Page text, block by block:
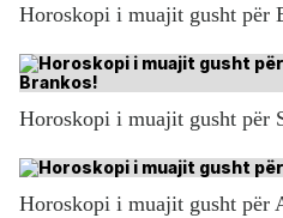
Horoskopi i muajit gusht për
Horoskopi i muajit gusht për
Horoskopi i muajit gusht për